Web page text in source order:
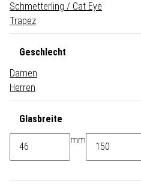
Schmetterling / Cat Eye
Trapez
Geschlecht
Damen
Herren
Glasbreite
mm